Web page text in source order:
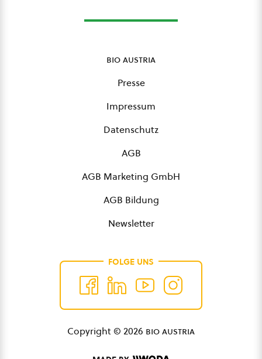
bio austria
Presse
Impressum
Datenschutz
AGB
AGB Marketing GmbH
AGB Bildung
Newsletter
FOLGE UNS
Copyright © 2026 bio austria